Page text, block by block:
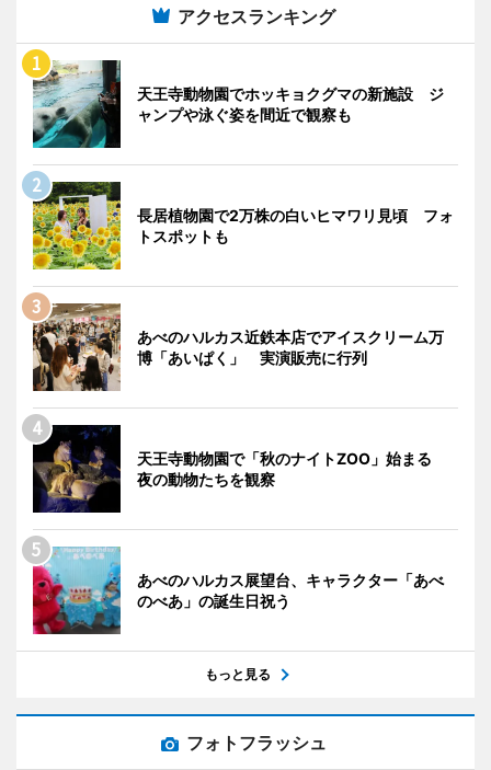
アクセスランキング
天王寺動物園でホッキョクグマの新施設 ジ
ャンプや泳ぐ姿を間近で観察も
長居植物園で2万株の白いヒマワリ見頃 フォ
トスポットも
あべのハルカス近鉄本店でアイスクリーム万
博「あいぱく」 実演販売に行列
天王寺動物園で「秋のナイトZOO」始まる
夜の動物たちを観察
あべのハルカス展望台、キャラクター「あべ
のべあ」の誕生日祝う
もっと見る
フォトフラッシュ